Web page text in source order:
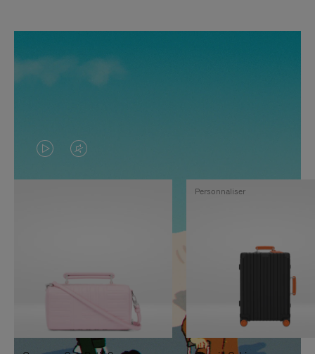
LA
VIDÉO
PAUSE,
APPUYEZ
SUR
LE
SON
DÉSACTIVÉ.
VEUILLEZ
Personnaliser